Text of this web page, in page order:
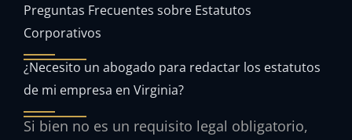
Preguntas Frecuentes sobre Estatutos
Corporativos
¿Necesito un abogado para redactar los estatutos
de mi empresa en Virginia?
Si bien no es un requisito legal obligatorio,